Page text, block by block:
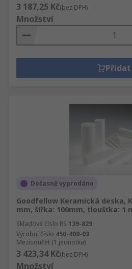
3 187,25 Kč(bez DPH)
Množství
Přidat
Dočasně vyprodáno
Goodfellow Keramická deska,
mm, šířka: 100mm, tloušťka: 1
Skladové číslo RS 139-829
Výrobní číslo 450-400-03
Mezisoučet (1 jednotka)
3 423,34 Kč(bez DPH)
Množství